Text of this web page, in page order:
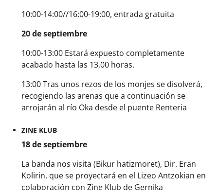
10:00-14:00//16:00-19:00, entrada gratuita
20 de septiembre
10:00-13:00 Estará expuesto completamente
acabado hasta las 13,00 horas.
13:00 Tras unos rezos de los monjes se disolverá,
recogiendo las arenas que a continuación se
arrojarán al río Oka desde el puente Renteria
ZINE KLUB
18 de septiembre
La banda nos visita (Bikur hatizmoret), Dir. Eran
Kolirin, que se proyectará en el Lizeo Antzokian en
colaboración con Zine Klub de Gernika